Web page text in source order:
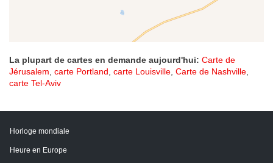
La plupart de cartes en demande aujourd'hui: Carte de
Jérusalem, carte Portland, carte Louisville, Carte de Nashville,
carte Tel-Aviv
Horloge mondiale
Heure en Europe